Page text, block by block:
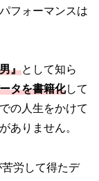
フォーマンスは
』として知ら
タを書籍化して
の人生をかけて
ありません。
苦労して得たデ